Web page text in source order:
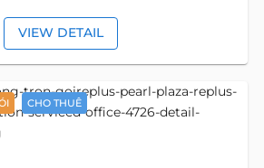
VIEW DETAIL
CHO THUÊ